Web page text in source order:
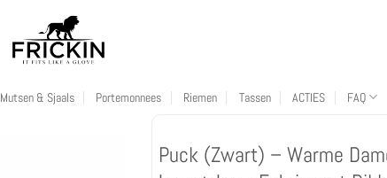
Mutsen & Sjaals Portemonnees Riemen Tassen ACTIES FAQ
Puck (Zwart) – Warme